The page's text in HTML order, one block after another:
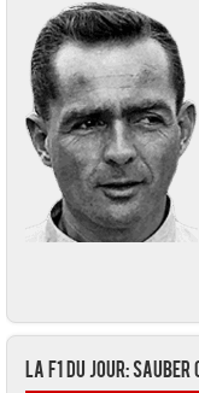
La F1 du jour: Sauber